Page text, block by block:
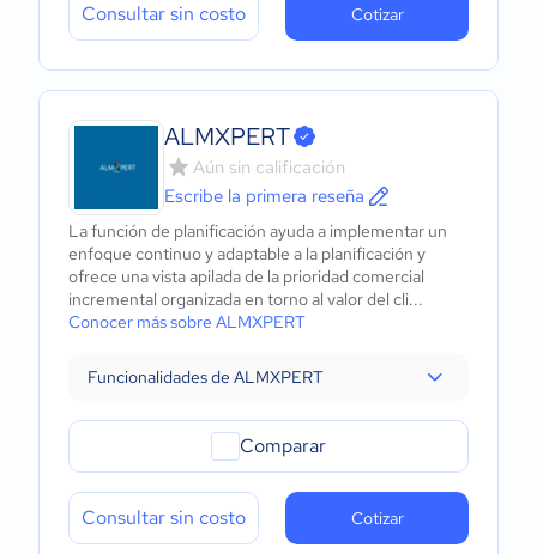
Consultar sin costo Cotizar
ALMXPERT
Aún sin calificación
Escribe la primera reseña
La función de planificación ayuda a implementar un
enfoque continuo y adaptable a la planificación y
ofrece una vista apilada de la prioridad comercial
incremental organizada en torno al valor del cli...
Conocer más sobre ALMXPERT
Funcionalidades de ALMXPERT
Comparar
Consultar sin costo Cotizar